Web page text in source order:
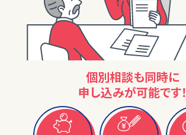
個別相談も同時に
申し込みが可能です！